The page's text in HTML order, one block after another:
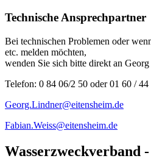
Technische Ansprechpartner
Bei technischen Problemen oder
etc. melden möchten,
wenden Sie sich bitte direkt an
Telefon: 0 84 06/2 50 oder 01 60 / 44
Georg.Lindner@eitensheim.de
Fabian.Weiss@eitensheim.de
Wasserzweckverband